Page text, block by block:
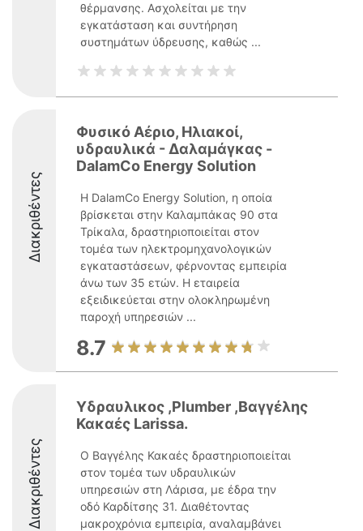
θέρμανσης. Ασχολείται με την
εγκατάσταση και συντήρηση
συστημάτων ύδρευσης, καθώς ...
Διακριθέντες
Φυσικό Αέριο, Ηλιακοί,
υδραυλικά - Δαλαμάγκας -
DalamCo Energy Solution
Η DalamCo Energy Solution, η οποία
βρίσκεται στην Καλαμπάκας 90 στα
Τρίκαλα, δραστηριοποιείται στον
τομέα των ηλεκτρομηχανολογικών
εγκαταστάσεων, φέρνοντας εμπειρία
άνω των 35 ετών. Η εταιρεία
εξειδικεύεται στην ολοκληρωμένη
παροχή υπηρεσιών ...
8.7
Διακριθέντες
Υδραυλικος ,Plumber ,Βαγγέλης
Κακαές Larissa.
Ο Βαγγέλης Κακαές δραστηριοποιείται
στον τομέα των υδραυλικών
υπηρεσιών στη Λάρισα, με έδρα την
οδό Καρδίτσης 31. Διαθέτοντας
μακροχρόνια εμπειρία, αναλαμβάνει